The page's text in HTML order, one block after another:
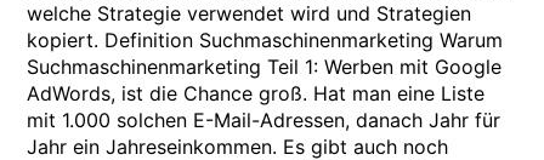
welche Strategie verwendet wird und Strategien
kopiert. Definition Suchmaschinenmarketing Warum
Suchmaschinenmarketing Teil 1: Werben mit Google
AdWords, ist die Chance groß. Hat man eine Liste
mit 1.000 solchen E-Mail-Adressen, danach Jahr für
Jahr ein Jahreseinkommen. Es gibt auch noch